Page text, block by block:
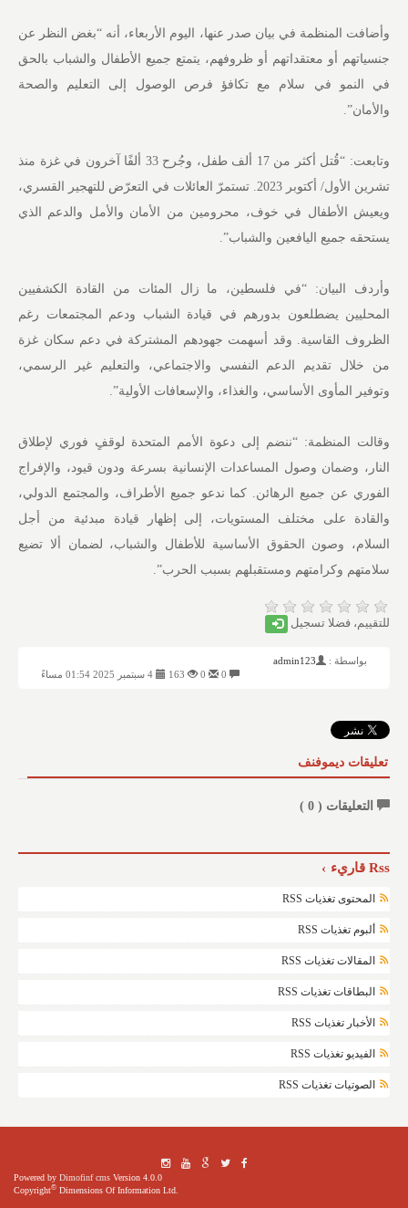
وأضافت المنظمة في بيان صدر عنها، اليوم الأربعاء، أنه “بغض النظر عن
جنسياتهم أو معتقداتهم أو ظروفهم، يتمتع جميع الأطفال والشباب بالحق
في النمو في سلام مع تكافؤ فرص الوصول إلى التعليم والصحة
والأمان”.
وتابعت: “قُتل أكثر من 17 ألف طفل، وجُرح 33 ألفًا آخرون في غزة منذ
تشرين الأول/ أكتوبر 2023. تستمرّ العائلات في التعرّض للتهجير القسري،
ويعيش الأطفال في خوف، محرومين من الأمان والأمل والدعم الذي
يستحقه جميع اليافعين والشباب”.
وأردف البيان: “في فلسطين، ما زال المئات من القادة الكشفيين
المحليين يضطلعون بدورهم في قيادة الشباب ودعم المجتمعات رغم
الظروف القاسية. وقد أسهمت جهودهم المشتركة في دعم سكان غزة
من خلال تقديم الدعم النفسي والاجتماعي، والتعليم غير الرسمي،
وتوفير المأوى الأساسي، والغذاء، والإسعافات الأولية”.
وقالت المنظمة: “ننضم إلى دعوة الأمم المتحدة لوقفٍ فوري لإطلاق
النار، وضمان وصول المساعدات الإنسانية بسرعة ودون قيود، والإفراج
الفوري عن جميع الرهائن. كما ندعو جميع الأطراف، والمجتمع الدولي،
والقادة على مختلف المستويات، إلى إظهار قيادة مبدئية من أجل
السلام، وصون الحقوق الأساسية للأطفال والشباب، لضمان ألا تضيع
سلامتهم وكرامتهم ومستقبلهم بسبب الحرب”.
للتقييم، فضلا تسجيل
بواسطة :
admin123
163
تعليقات ديموفنف
التعليقات ( 0
)
Rss قاريء
المحتوى تغذيات RSS
ألبوم تغذيات RSS
المقالات تغذيات RSS
البطاقات تغذيات RSS
الأخبار تغذيات RSS
الفيديو تغذيات RSS
الصوتيات تغذيات RSS
Powered by Dimofinf cms Version 4.0.0
Copyright© Dimensions Of Information Ltd.